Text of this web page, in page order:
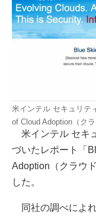
米インテル セキュリテ
of Cloud Adoption（ク
米インテル セキ
づいたレポート「
Adoption（クラウ
した。
同社の調べによ